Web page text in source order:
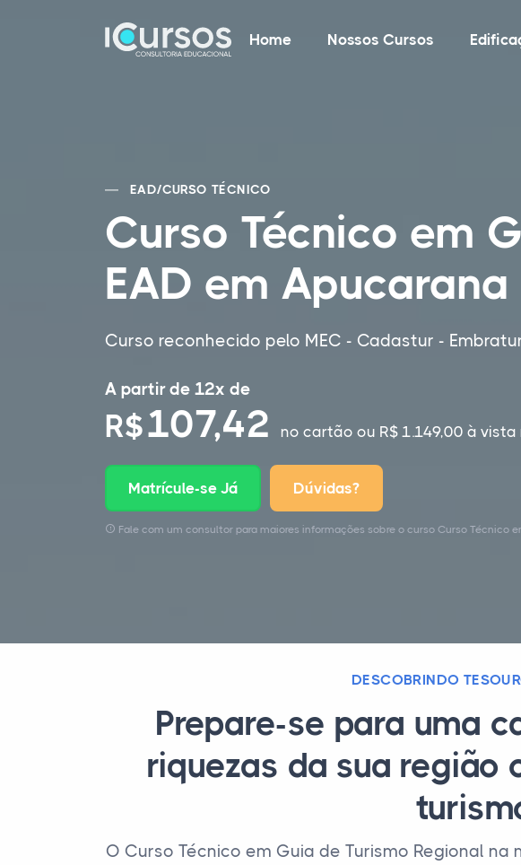
Home Nossos Cursos
EAD/CURSO TÉCNICO
Curso Técnico em
EAD em Apucarana
Curso reconhecido pelo MEC - Cadastur -
A partir de 12x de
R$107,42 no cartão ou R$ 1.149,00 à vista
Matrícule-se Já Dúvidas?
Fale com um consultor para maiores informações sobre o curso Curso Técnico
DESCOBRINDO
Prepare-se para uma
riquezas da sua região
O Curso Técnico em Guia de Turismo Regional